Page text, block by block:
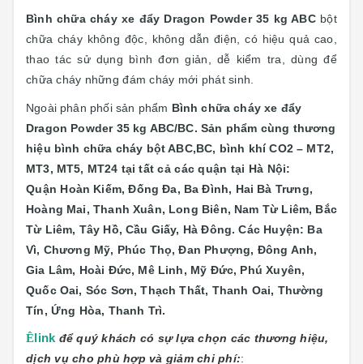
Bình chữa cháy xe đẩy Dragon Powder 35 kg ABCbột
chữa cháy không độc, không dẫn điện, có hiệu quả cao,
thao tác sử dụng bình đơn giản, dễ kiểm tra, dùng để
chữa cháy những đám cháy mới phát sinh.
Ngoài phân phối sản phẩm Bình chữa cháy xe đẩy
Dragon Powder 35 kg ABC/BC.Sản phẩm cùng thương
hiệu bình chữa cháy bột ABC,BC, bình khí CO2 – MT2,
MT3, MT5, MT24 tạitất cả các quận tại Hà Nội:
Quận Hoàn Kiếm, Đống Đa, Ba Đình, Hai Bà Trưng,
Hoàng Mai, Thanh Xuân, Long Biên, Nam Từ Liêm, Bắc
Từ Liêm, Tây Hồ, Cầu Giấy, Hà Đông. Các Huyện: Ba
Vì, Chương Mỹ, Phúc Thọ, Đan Phượng, Đông Anh,
Gia Lâm, Hoài Đức, Mê Linh, Mỹ Đức, Phú Xuyên,
Quốc Oai, Sóc Sơn, Thạch Thất, Thanh Oai, Thường
Tín, Ứng Hòa, Thanh Trì.
Ê link để quý khách có sự lựa chọn các thương hiệu,
dịch vụ cho phù hợp và giảm chi phí::